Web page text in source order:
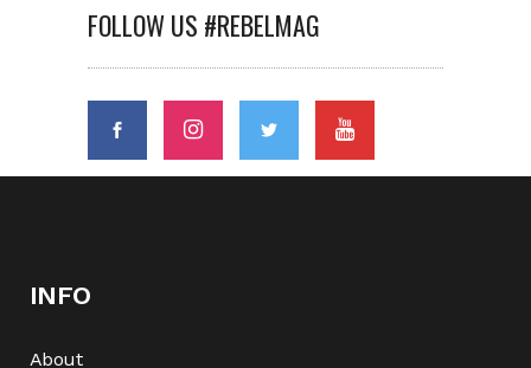
FOLLOW US #REBELMAG
INFO
About